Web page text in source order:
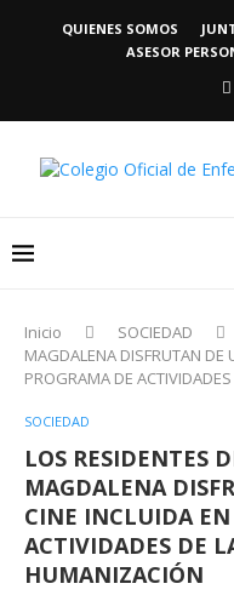
QUIENES SOMOS
ASESOR
Inicio SOCIEDAD
MAGDALENA DISFRUTAN DE
PROGRAMA DE
SOCIEDAD
LOS RESIDENTES
MAGDALENA
CINE INCLUIDA
ACTIVIDADES DE
HUMANIZACIÓN